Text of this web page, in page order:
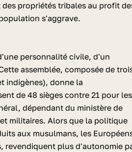
propriétés tribales au profit
s'aggrave.
personnalité civile, d'un
assemblée, composée de
indigènes), donne la
de 48 sièges contre 21 pour les
dépendant du ministère de
militaires. Alors que la politique
aux musulmans, les
revendiquent plus d'autonomie